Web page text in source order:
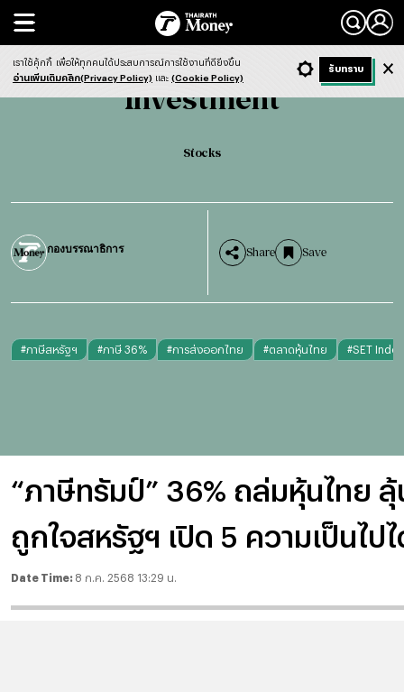
Search
Investment Stocks
Investment
Stocks
กองบรรณาธิการ Share Save
#ภาษีสหรัฐฯ #ภาษี 36% #การส่งออกไทย #ตลาดหุ้นไทย #SET Index
“ภาษีทรัมป์” 36% ถล่มหุ้นไทย
ถูกใจสหรัฐฯ เปิด 5 ความเป็นไป
Date Time: 8 ก.ค. 2568 13:29 น.
- ก + ก Dark ฟังข่าว
เราใช้คุ้กกี้ เพื่อให้ทุกคนได้ประสบการณ์การใช้งานที่ดียิ่งขึ้น
อ่านเพิ่มเติมคลิก(Privacy Policy) และ (Cookie Policy)
รับทราบ